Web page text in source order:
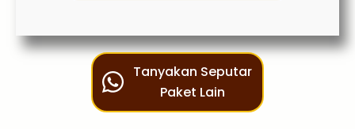
Tanyakan Seputar
Paket Lain